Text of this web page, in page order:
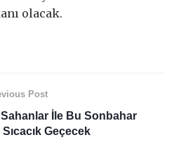
olacak.
Post
İle Bu Sonbahar
Geçecek